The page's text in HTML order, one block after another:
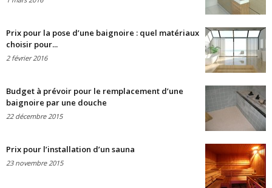
Prix pour la pose d’une baignoire : quel matériaux
choisir pour...
2 février 2016
Budget à prévoir pour le remplacement d’une
baignoire par une douche
22 décembre 2015
Prix pour l’installation d’un sauna
23 novembre 2015